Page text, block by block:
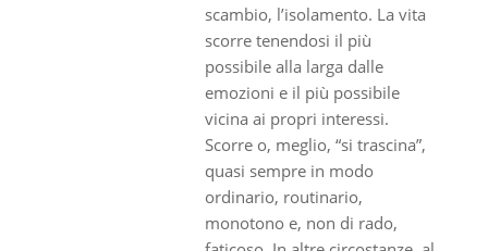
scambio, l’isolamento. La vita
scorre tenendosi il più
possibile alla larga dalle
emozioni e il più possibile
vicina ai propri interessi.
Scorre o, meglio, “si trascina”,
quasi sempre in modo
ordinario, routinario,
monotono e, non di rado,